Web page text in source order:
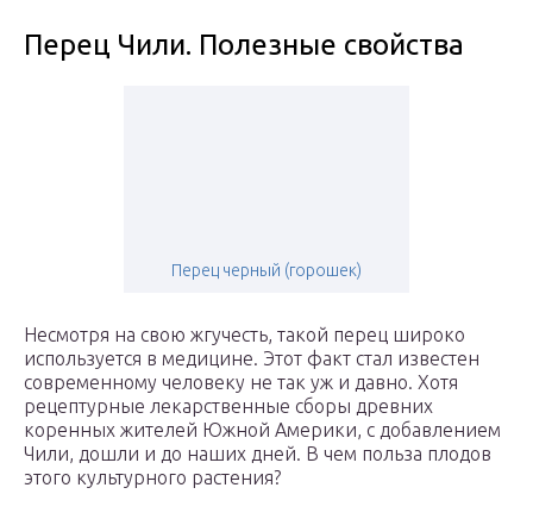
Перец Чили. Полезные свойства
Перец черный (горошек)
Несмотря на свою жгучесть, такой перец широко
используется в медицине. Этот факт стал известен
современному человеку не так уж и давно. Хотя
рецептурные лекарственные сборы древних
коренных жителей Южной Америки, с добавлением
Чили, дошли и до наших дней. В чем польза плодов
этого культурного растения?